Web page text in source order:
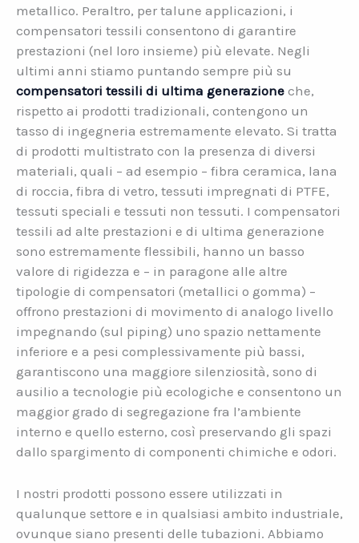
metallico. Peraltro, per talune applicazioni, i
compensatori tessili consentono di garantire
prestazioni (nel loro insieme) più elevate. Negli
ultimi anni stiamo puntando sempre più su
compensatori tessili di ultima generazione che,
rispetto ai prodotti tradizionali, contengono un
tasso di ingegneria estremamente elevato. Si tratta
di prodotti multistrato con la presenza di diversi
materiali, quali – ad esempio – fibra ceramica, lana
di roccia, fibra di vetro, tessuti impregnati di PTFE,
tessuti speciali e tessuti non tessuti. I compensatori
tessili ad alte prestazioni e di ultima generazione
sono estremamente flessibili, hanno un basso
valore di rigidezza e – in paragone alle altre
tipologie di compensatori (metallici o gomma) –
offrono prestazioni di movimento di analogo livello
impegnando (sul piping) uno spazio nettamente
inferiore e a pesi complessivamente più bassi,
garantiscono una maggiore silenziosità, sono di
ausilio a tecnologie più ecologiche e consentono un
maggior grado di segregazione fra l’ambiente
interno e quello esterno, così preservando gli spazi
dallo spargimento di componenti chimiche e odori.
I nostri prodotti possono essere utilizzati in
qualunque settore e in qualsiasi ambito industriale,
ovunque siano presenti delle tubazioni. Abbiamo